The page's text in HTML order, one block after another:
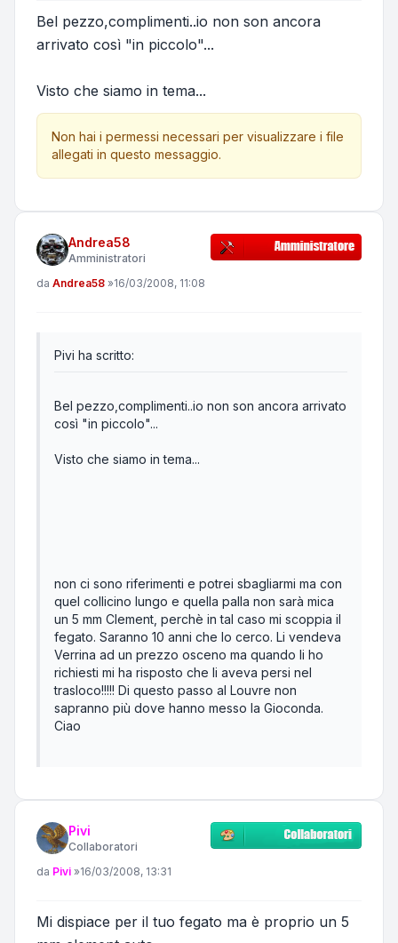
Bel pezzo,complimenti..io non son ancora
arrivato così "in piccolo"...
Visto che siamo in tema...
Non hai i permessi necessari per visualizzare i file
allegati in questo messaggio.
Andrea58
Amministratori
Messaggio
da Andrea58 »16/03/2008, 11:08
Pivi ha scritto:
Bel pezzo,complimenti..io non son ancora arrivato
così "in piccolo"...
Visto che siamo in tema...
non ci sono riferimenti e potrei sbagliarmi ma con
quel collicino lungo e quella palla non sarà mica
un 5 mm Clement, perchè in tal caso mi scoppia il
fegato. Saranno 10 anni che lo cerco. Li vendeva
Verrina ad un prezzo osceno ma quando li ho
richiesti mi ha risposto che li aveva persi nel
trasloco!!!!! Di questo passo al Louvre non
sapranno più dove hanno messo la Gioconda.
Ciao
Pivi
Collaboratori
Messaggio
da Pivi »16/03/2008, 13:31
Mi dispiace per il tuo fegato ma è proprio un 5